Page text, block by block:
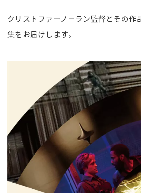
クリストファーノーラン監督とその作
集をお届けします。